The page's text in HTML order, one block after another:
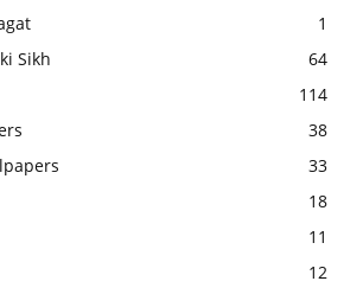
1
Sikh
64
114
38
33
18
11
12